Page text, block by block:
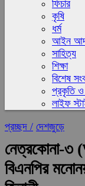
ফিচার
কৃষি
ধর্ম
আইন
সাহিত্য
শিক্ষা
বিশেষ
প্রকৃতি ও
লাইফ
প্রচ্ছদ / দেশজুড়ে
নেত্রকোনা-৩
বিএনপির